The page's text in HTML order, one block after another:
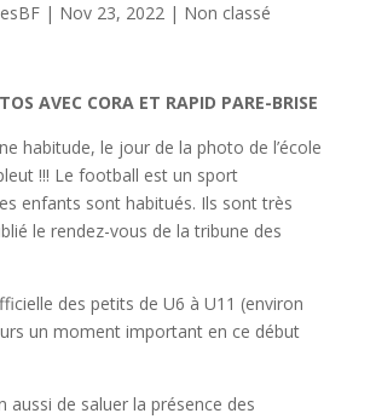
| Nov 23, 2022| Non classé
AVEC CORA ET RAPID PARE-BRISE
habitude, le jour de la photo de l’école
!!! Le football est un sport
enfants sont habitués. Ils sont très
le rendez-vous de la tribune des
des petits de U6 à U11 (environ
un moment important en ce début
aussi de saluer la présence des